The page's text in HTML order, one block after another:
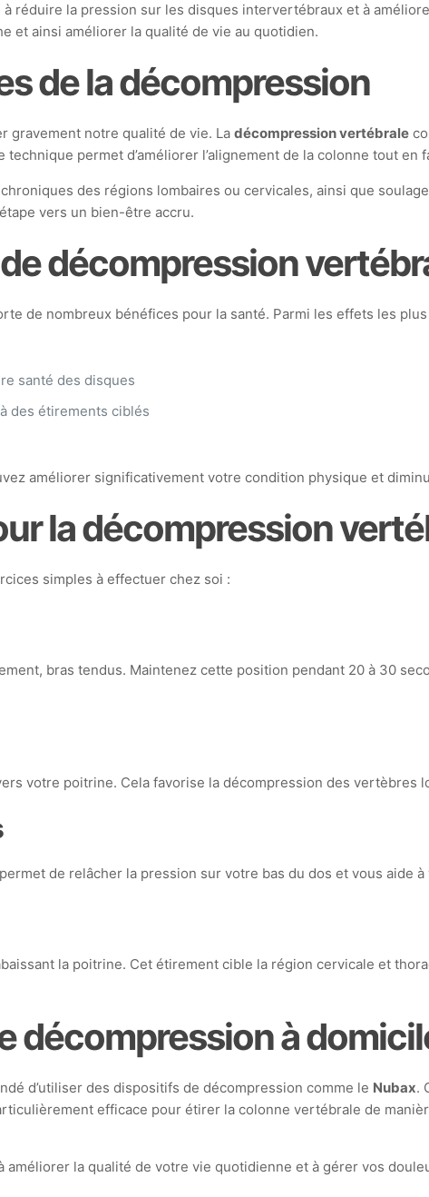
réduire la pression sur les disques intervertébraux et à
et ainsi améliorer la qualité de vie au quotidien.
de la décompression
gravement notre qualité de vie. Ladécompression vertébrale
permet d’améliorer l’alignement de la colonne tout en
des régions lombaires ou cervicales, ainsi que
vers un bien-être accru.
décompression
de nombreux bénéfices pour la santé. Parmi les effets les
santé des disques
des étirements ciblés
améliorer significativement votre condition physique et
la décompression
simples à effectuer chez soi :
bras tendus. Maintenez cette position pendant 20 à 30
votre poitrine. Cela favorise la décompression des vertèbres
de relâcher la pression sur votre bas du dos et vous aide
la poitrine. Cet étirement cible la région cervicale et
décompression à
d’utiliser des dispositifs de décompression comme le Nubax.
efficace pour étirer la colonne vertébrale de
la qualité de votre vie quotidienne et à gérer vos